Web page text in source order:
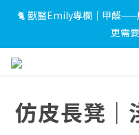
🎉LINE 加入好友＋會員註冊禮｜完成綁定即送 $500 折價券及限🐈 獸醫Emily專欄｜甲醛
更需
🎉LINE 加入好友＋會員註冊禮｜完成綁定即送 $500 折價券及限
仿皮長凳｜